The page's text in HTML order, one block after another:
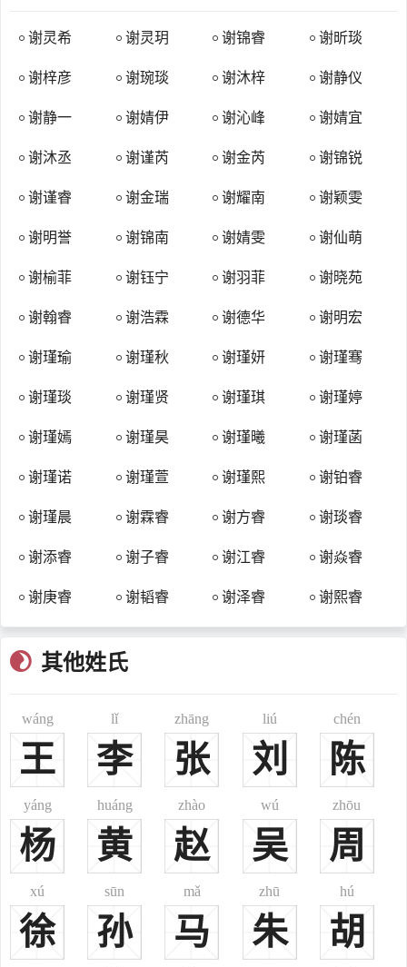
满族苏拉喇氏，亦称松佳拉氏，满语为Sulara Hala，世居黑龙江
满族锡尔馨氏，亦称谢京氏，源出元朝时期女真锡尔沁部，以姓
为氏，满语为Sirhin Hala，世居和托阿拉（今辽宁新宾永陵镇），是
谢姓是中国第二十四位大姓，在广东、江西、湖南最有影响。谢
谢姓最早活跃于河南南部。楚人灭申并迁谢姓族人于淮河上游，
湖北、湖南等地。战国时，谢姓一支移民四川。汉晋时谢姓已播迁到
陕西、云南、贵州、江西、浙江等地。三国至南北朝时，谢姓家族成
地区的著姓。明初入台湾。由于谢姓主力早在秦汉时期已迁离北方，
虽经历东晋、隋唐的北方地区战乱，但所受的伤害相对要轻。在中国
地发展，尤其在宋、元、明时期，谢姓在赣闽浙粤湘苏六省繁衍最
南北朝以来谢氏家族的十二大郡望：
《陈国阳夏谢氏谱》，会稽山阴则亦难谱，仅就知者谱也。夷吾为山
阴之始，盖山阴之祖。其后则有谭、赞、渊、厷、煚、承、崇、斐、
陵，宛有景仕吴，章陵有该仕汉。二曰冯翊，盖北地扶风一族也，扶
邳则有安仕汉，四曰汝南则有甄、廉、季孝俱仕汉，五曰东郡则有弼
仕汉，六曰彭城则有慈仕吴，七曰九江则有曼卿善毛诗仕汉，八曰庐
江有奇仕魏，九曰牂牁则有暹仕汉，十曰敦煌则有艾仕前凉。
怀”和“安晋”的堂号出自东晋名臣谢安，谢安名望很高，才气超人。桓
温梦想篡位，扣押谢安，要求他合作，谢安坚决不屈服。桓温失败
后，皇上拜谢安为尚书仆射，淝水之战，谢安与其侄子谢玄以少用
多，击溃苻坚大军，使晋朝转危为安。谢安的忠诚和威风使朝廷上
下、外国邦联都敬佩他、怀念他、惧怕他。这就是“威怀”和“安晋”堂
号的来历。
谢灵希 谢灵玥 谢锦睿 谢昕琰
谢梓彦 谢琬琰 谢沐梓 谢静仪
谢静一 谢婧伊 谢沁峰 谢婧宜
谢沐丞 谢谨芮 谢金芮 谢锦锐
谢谨睿 谢金瑞 谢耀南 谢颖雯
谢明誉 谢锦南 谢婧雯 谢仙萌
谢榆菲 谢钰宁 谢羽菲 谢晓苑
谢翰睿 谢浩霖 谢德华 谢明宏
谢瑾瑜 谢瑾秋 谢瑾妍 谢瑾骞
谢瑾琰 谢瑾贤 谢瑾琪 谢瑾婷
谢瑾嫣 谢瑾昊 谢瑾曦 谢瑾菡
谢瑾诺 谢瑾萱 谢瑾熙 谢铂睿
谢瑾晨 谢霖睿 谢方睿 谢琰睿
谢添睿 谢子睿 谢江睿 谢焱睿
谢庚睿 谢韬睿 谢泽睿 谢熙睿
其他姓氏
wáng
王
lǐ
李
zhāng
张
liú
刘
chén
陈
yáng
杨
huáng
黄
zhào
赵
wú
吴
zhōu
周
xú
徐
sūn
孙
mǎ
马
zhū
朱
hú
胡